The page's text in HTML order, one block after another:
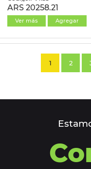
ARS 20258.21
Ver más Agregar
1 2